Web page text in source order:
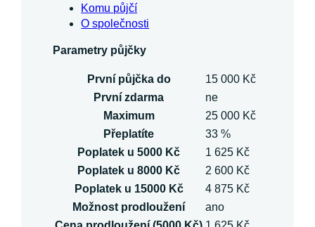
Komu půjčí
O společnosti
Parametry půjčky
První půjčka do
15 000 Kč
První zdarma
ne
Maximum
25 000 Kč
Přeplatíte
33 %
Poplatek u 5000 Kč
1 625 Kč
Poplatek u 8000 Kč
2 600 Kč
Poplatek u 15000 Kč
4 875 Kč
Možnost prodloužení
ano